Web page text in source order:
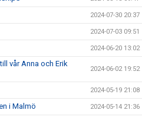
2024-07-30 20:37
2024-07-03 09:51
2024-06-20 13:02
vår Anna och Erik
2024-06-02 19:52
2024-05-19 21:08
i Malmö 2024-05-14 21:36